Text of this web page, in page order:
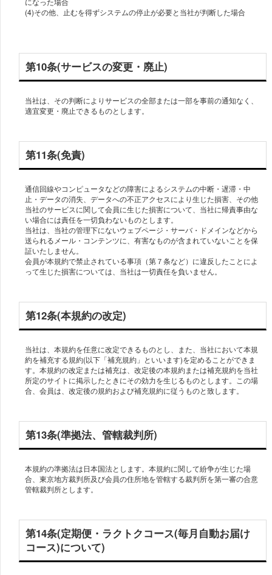
(4)その他、止むを得ずシステムの停止が必要と当社が判断した場合
第10条(サービスの変更・廃止)
当社は、その判断によりサービスの全部または一部を事前の通知なく、
適宜変更・廃止できるものとします。
第11条(免責)
通信回線やコンピュータなどの障害によるシステムの中断・遅滞・中
止・データの消失、データへの不正アクセスにより生じた損害、その他
当社のサービスに関して会員に生じた損害について、当社に帰責事由な
い場合には責任を一切負わないものとします。
当社は、当社の管理下にないウェブページ・サーバ・ドメインなどから
送られるメール・コンテンツに、有害なものが含まれていないことを保
証いたしません。
会員が本規約で禁止されている事項（第７条など）に違反したことによ
って生じた損害については、当社は一切責任を負いません。
第12条(本規約の改定)
当社は、本規約を任意に改定できるものとし、また、当社において本規
約を補充する規約(以下「補充規約」といいます)を定めることができま
す。本規約の改定または補充は、改定後の本規約または補充規約を当社
所定のサイトに掲示したときにその効力を生じるものとします。この場
第13条(準拠法、管轄裁判所)
本規約の準拠法は日本国法とします。本規約に関して紛争が生じた場
合、東京地方裁判所及び会員の住所地を管轄する裁判所を第一審の合意
第14条(定期便・ラクトクコース(毎月自動お届け
コース)について)